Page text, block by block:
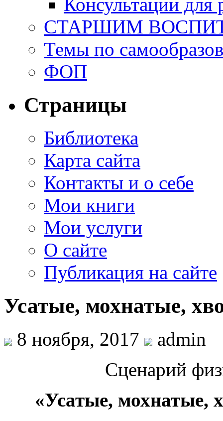
СТАРШИМ
Темы по
ФОП
Страницы
Библиотека
Карта сайта
Контакты и о себе
Мои книги
Мои услуги
О сайте
Публикация на сайте
Усатые, мохнатые,
8 ноября, 2017
admin
Сценарий
«Усатые, мохнатые,